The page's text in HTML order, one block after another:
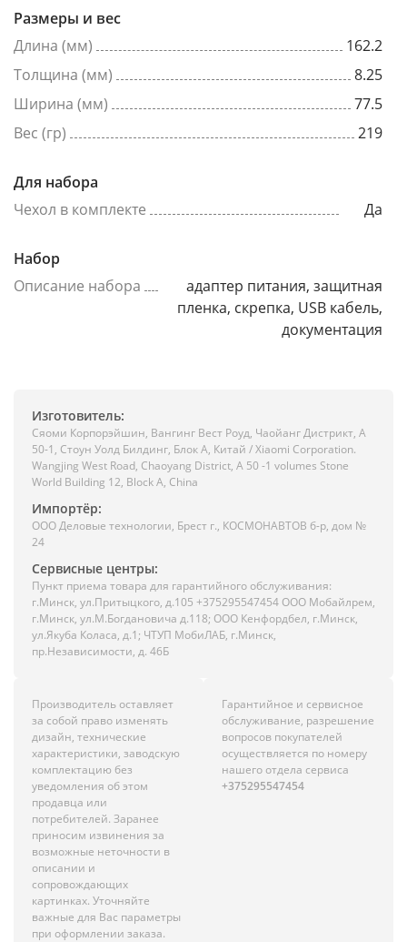
Размеры и вес
Длина (мм)
162.2
Толщина (мм)
8.25
Ширина (мм)
77.5
Вес (гр)
219
Для набора
Чехол в комплекте
Да
Набор
Описание набора
адаптер питания, защитная
пленка, скрепка, USB кабель,
документация
Изготовитель:
Сяоми Корпорэйшин, Вангинг Вест Роуд, Чаойанг Дистрикт, А
50-1, Стоун Уолд Билдинг, Блок А, Китай / Xiaomi Corporation.
Wangjing West Road, Chaoyang District, A 50 -1 volumes Stone
World Building 12, Block A, China
Импортёр:
ООО Деловые технологии, Брест г., КОСМОНАВТОВ б-р, дом №
24
Сервисные центры:
Пункт приема товара для гарантийного обслуживания:
г.Минск, ул.Притыцкого, д.105 +375295547454 ООО Мобайлрем,
г.Минск, ул.М.Богдановича д.118; ООО Кенфордбел, г.Минск,
ул.Якуба Коласа, д.1; ЧТУП МобиЛАБ, г.Минск,
пр.Независимости, д. 46Б
Производитель оставляет
за собой право изменять
дизайн, технические
характеристики, заводскую
комплектацию без
уведомления об этом
продавца или
потребителей. Заранее
приносим извинения за
возможные неточности в
описании и
сопровождающих
картинках. Уточняйте
важные для Вас параметры
при оформлении заказа.
Гарантийное и сервисное
обслуживание, разрешение
вопросов покупателей
осуществляется по номеру
нашего отдела сервиса
+375295547454